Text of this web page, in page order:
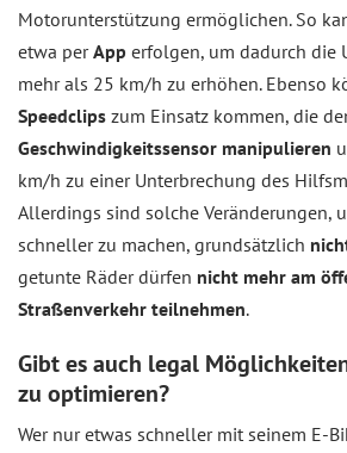
Motorunterstützung ermöglichen. So
etwa perApp erfolgen, um dadurch die
mehr als 25 km/h zu erhöhen. Ebenso
Speedclips zum Einsatz kommen, die
Geschwindigkeitssensor manipulieren
km/h zu einer Unterbrechung des
Allerdings sind solche Veränderungen,
schneller zu machen, grundsätzlich
getunte Räder dürfen nicht mehr am
Straßenverkehr teilnehmen.
Gibt es auch legal
zu optimieren?
Wer nur etwas schneller mit seinem E-